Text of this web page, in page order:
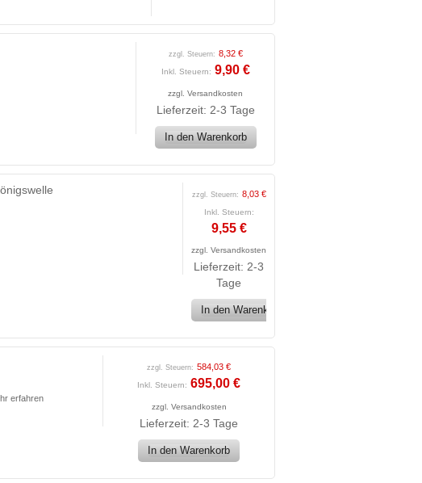
zzgl. Steuern: 8,32 €
Inkl. Steuern: 9,90 €
zzgl. Versandkosten
Lieferzeit: 2-3 Tage
In den Warenkorb
zzgl. Steuern: 8,03 €
Inkl. Steuern:
9,55 €
zzgl. Versandkosten
Lieferzeit: 2-3
Tage
In den Warenkorb
erfahren
zzgl. Steuern: 584,03 €
Inkl. Steuern: 695,00 €
zzgl. Versandkosten
Lieferzeit: 2-3 Tage
In den Warenkorb